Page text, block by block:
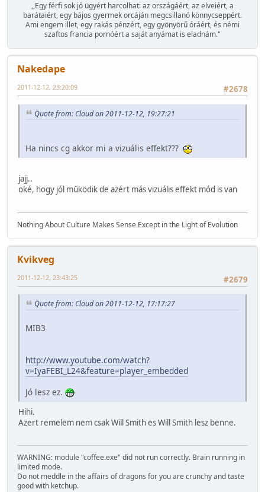
,,Egy férfi sok jó ügyért harcolhat: az országáért, az elveiért, a
barátaiért, egy bájos gyermek orcáján megcsillanó könnycseppért.
Ami engem illet, egy rakás pénzért, egy gyönyörű óráért, és némi
szaftos francia pornóért a saját anyámat is eladnám."
Nakedape
#2678
2011-12-12, 23:20:09
Quote from: Cloud on 2011-12-12, 19:27:21
Ha nincs cg akkor mi a vizuális effekt???
jajj..
oké, hogy jól működik de azért más vizuális effekt mód is van
Nothing About Culture Makes Sense Except in the Light of Evolution
Kvikveg
#2679
2011-12-12, 23:43:25
Quote from: Cloud on 2011-12-12, 17:17:27
MIB3
http://www.youtube.com/watch?
v=IyaFEBI_L24&feature=player_embedded
Jó lesz ez.
Hihi.
Azert remelem nem csak Will Smith es Will Smith lesz benne.
WARNING: module "coffee.exe" did not run correctly. Brain running in
limited mode.
Do not meddle in the affairs of dragons for you are crunchy and taste
good with ketchup.